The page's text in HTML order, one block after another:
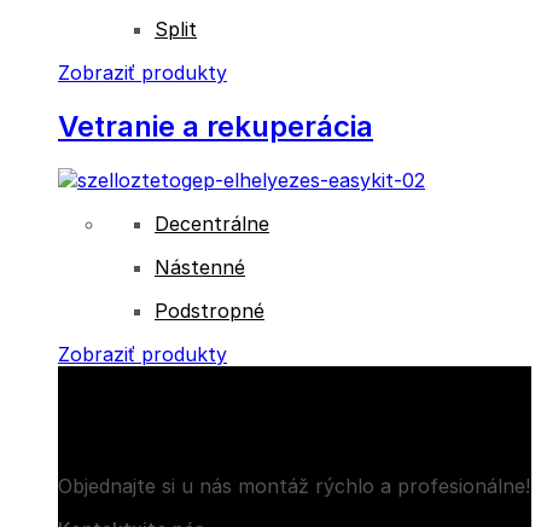
Split
Zobraziť produkty
Vetranie a rekuperácia
Decentrálne
Nástenné
Podstropné
Zobraziť produkty
Objednajte si u nás montáž rýchlo a profesionálne!